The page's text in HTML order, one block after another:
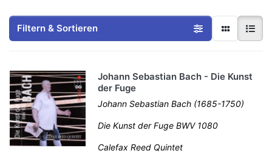
Filtern & Sortieren
Johann Sebastian Bach - Die Kunst
der Fuge
Johann Sebastian Bach (1685-1750)
Die Kunst der Fuge BWV 1080
Calefax Reed Quintet